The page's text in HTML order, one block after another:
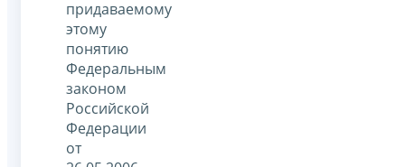
придаваемому
этому
понятию
Федеральным
законом
Российской
Федерации
от